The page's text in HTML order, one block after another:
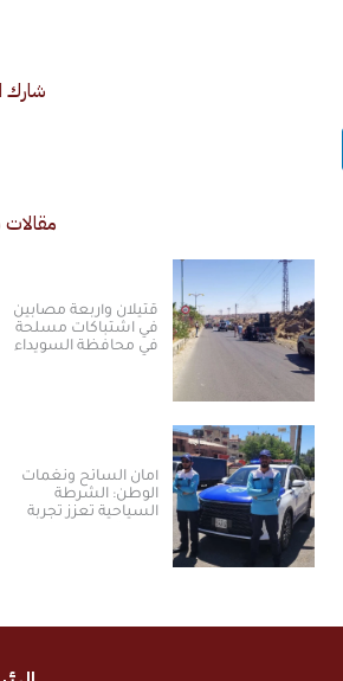
شارك
قتيلان وأربعة مصابين
في اشتباكات مسلحة
في محافظة السويداء
أمان السائح ونغمات
الوطن: الشرطة
السياحية تعزز تجربة